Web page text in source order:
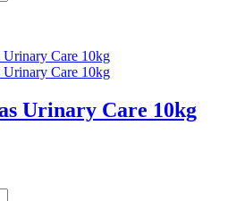
Urinary Care 10kg